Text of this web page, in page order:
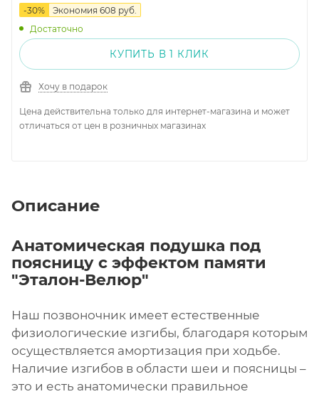
-30% Экономия 608 руб.
Достаточно
КУПИТЬ В 1 КЛИК
Хочу в подарок
Цена действительна только для интернет-магазина и может
отличаться от цен в розничных магазинах
Описание
Анатомическая подушка под
поясницу с эффектом памяти
"Эталон-Велюр"
Наш позвоночник имеет естественные
физиологические изгибы, благодаря которым
осуществляется амортизация при ходьбе.
Наличие изгибов в области шеи и поясницы –
это и есть анатомически правильное